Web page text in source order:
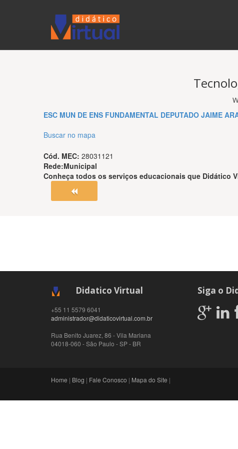
ESC MUN DE ENS FUNDAMENTAL DEPUTADO JAIME
Buscar no mapa
Cód. MEC: 28031121
Rede:Municipal
Conheça todos os serviços educacionais que Didático
Didatico Virtual
+55 11 5579 6041
administrador@didaticovirtual.com.br
Rua Benito Juarez, 86 - Vila Mariana
04018-060 -São Paulo -SP- BR
Siga o
Home | Blog | Fale Conosco | Mapa do Site |